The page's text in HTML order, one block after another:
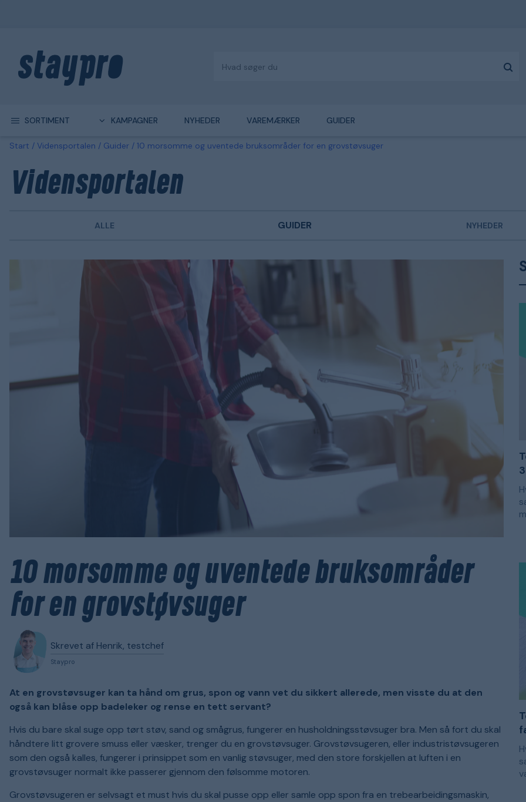
SORTIMENT KAMPAGNER NYHEDER VAREMÆRKER GUIDER
Start Vidensportalen Guider 10 morsomme og uventede bruksområder for en grovstøvsuger
Vidensportalen
ALLE GUIDER NYHEDER
10 morsomme og uventede bruksområder
for en grovstøvsuger
Skrevet af Henrik, testchef
Staypro
At en grovstøvsuger kan ta hånd om grus, spon og vann vet du sikkert allerede, men visste du at den
også kan blåse opp badeleker og rense en tett servant?
Hvis du bare skal suge opp tørt støv, sand og smågrus, fungerer en husholdningsstøvsuger bra. Men så fort du skal
håndtere litt grovere smuss eller væsker, trenger du en grovstøvsuger. Grovstøvsugeren, eller industristøvsugeren
som den også kalles, fungerer i prinsippet som en vanlig støvsuger, med den store forskjellen at luften i en
grovstøvsuger normalt ikke passerer gjennom den følsomme motoren.
Grovstøvsugeren er selvsagt et must hvis du skal pusse opp eller samle opp spon fra en trebearbeidingsmaskin,